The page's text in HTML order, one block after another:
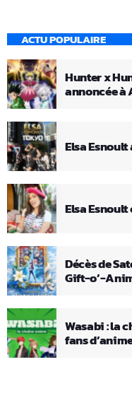
ACTU POPULAIRE
Hunter x
annoncée à
Elsa
Elsa Esnoult
Décès de
Gift-o’-
Wasabi : la
fans